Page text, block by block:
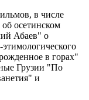
в числе
осетинском
Абаев" о
в горах"
Грузии "По
и